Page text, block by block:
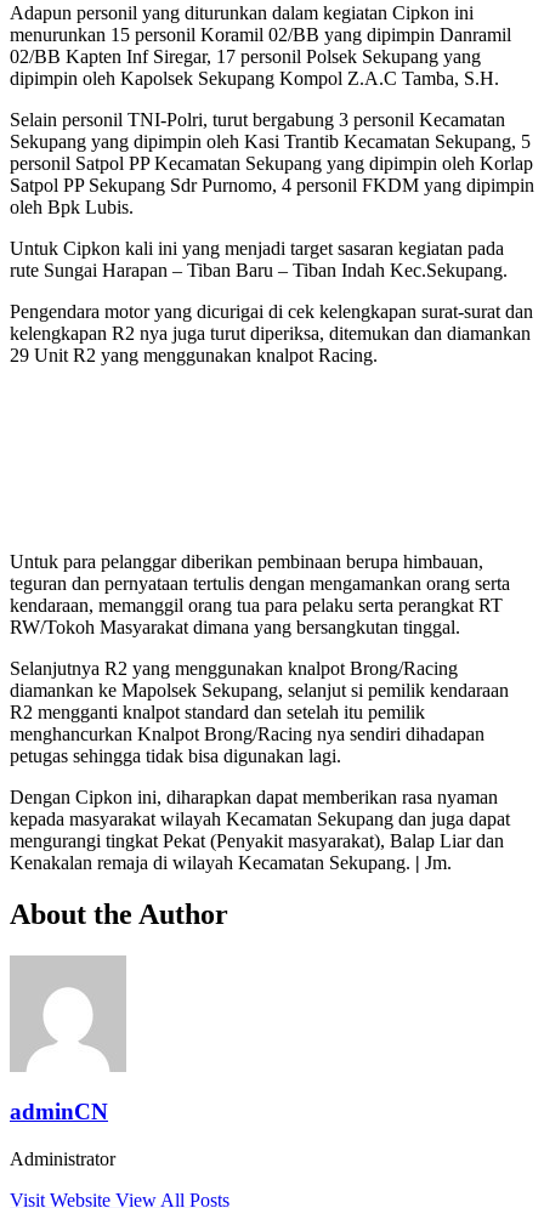
Adapun personil yang diturunkan dalam kegiatan Cipkon ini
menurunkan 15 personil Koramil 02/BB yang dipimpin Danramil
02/BB Kapten Inf Siregar, 17 personil Polsek Sekupang yang
dipimpin oleh Kapolsek Sekupang Kompol Z.A.C Tamba, S.H.
Selain personil TNI-Polri, turut bergabung 3 personil Kecamatan
Sekupang yang dipimpin oleh Kasi Trantib Kecamatan Sekupang, 5
personil Satpol PP Kecamatan Sekupang yang dipimpin oleh Korlap
Satpol PP Sekupang Sdr Purnomo, 4 personil FKDM yang dipimpin
oleh Bpk Lubis.
Untuk Cipkon kali ini yang menjadi target sasaran kegiatan pada
rute Sungai Harapan – Tiban Baru – Tiban Indah Kec.Sekupang.
Pengendara motor yang dicurigai di cek kelengkapan surat-surat dan
kelengkapan R2 nya juga turut diperiksa, ditemukan dan diamankan
29 Unit R2 yang menggunakan knalpot Racing.
Untuk para pelanggar diberikan pembinaan berupa himbauan,
teguran dan pernyataan tertulis dengan mengamankan orang serta
kendaraan, memanggil orang tua para pelaku serta perangkat RT
RW/Tokoh Masyarakat dimana yang bersangkutan tinggal.
Selanjutnya R2 yang menggunakan knalpot Brong/Racing
diamankan ke Mapolsek Sekupang, selanjut si pemilik kendaraan
R2 mengganti knalpot standard dan setelah itu pemilik
menghancurkan Knalpot Brong/Racing nya sendiri dihadapan
petugas sehingga tidak bisa digunakan lagi.
Dengan Cipkon ini, diharapkan dapat memberikan rasa nyaman
kepada masyarakat wilayah Kecamatan Sekupang dan juga dapat
mengurangi tingkat Pekat (Penyakit masyarakat), Balap Liar dan
Kenakalan remaja di wilayah Kecamatan Sekupang. | Jm.
About the Author
adminCN
Administrator
Visit Website View All Posts